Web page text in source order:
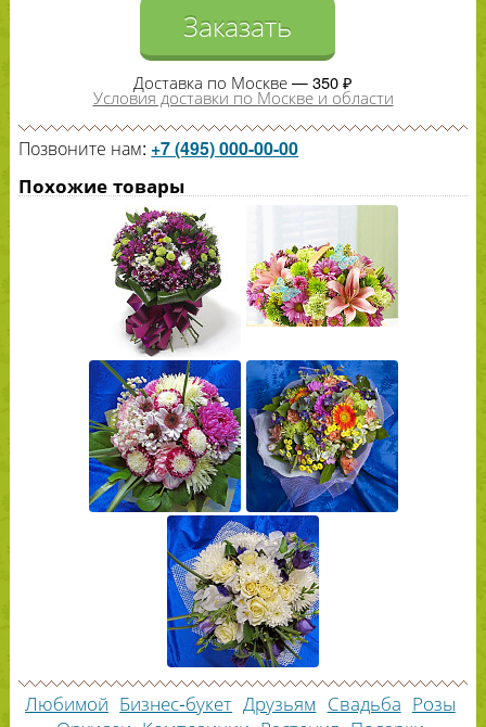
Заказать
Доставка по Москве — 350 ₽
Условия доставки по Москве и области
Позвоните нам: +7 (495) 000-00-00
Похожие товары
Любимой Бизнес-букет Друзьям Свадьба Розы